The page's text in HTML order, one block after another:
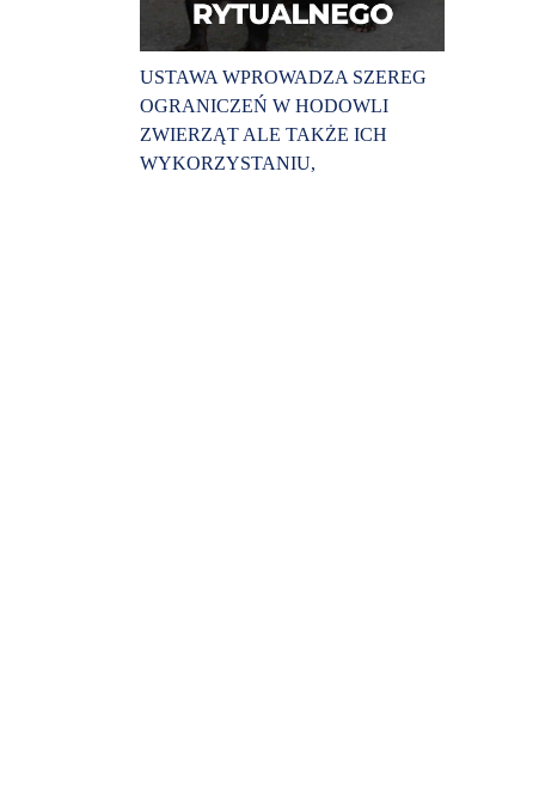
USTAWA WPROWADZA SZEREG
OGRANICZEŃ W HODOWLI
ZWIERZĄT ALE TAKŻE ICH
WYKORZYSTANIU,